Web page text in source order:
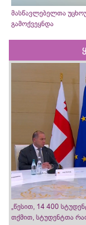
მასწავლებელთა
გამოქვეყნდა
„წესით, 14 400
თქმით, სტუდენტთა